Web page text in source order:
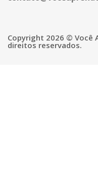
Copyright 2026 © Você
direitos reservados.